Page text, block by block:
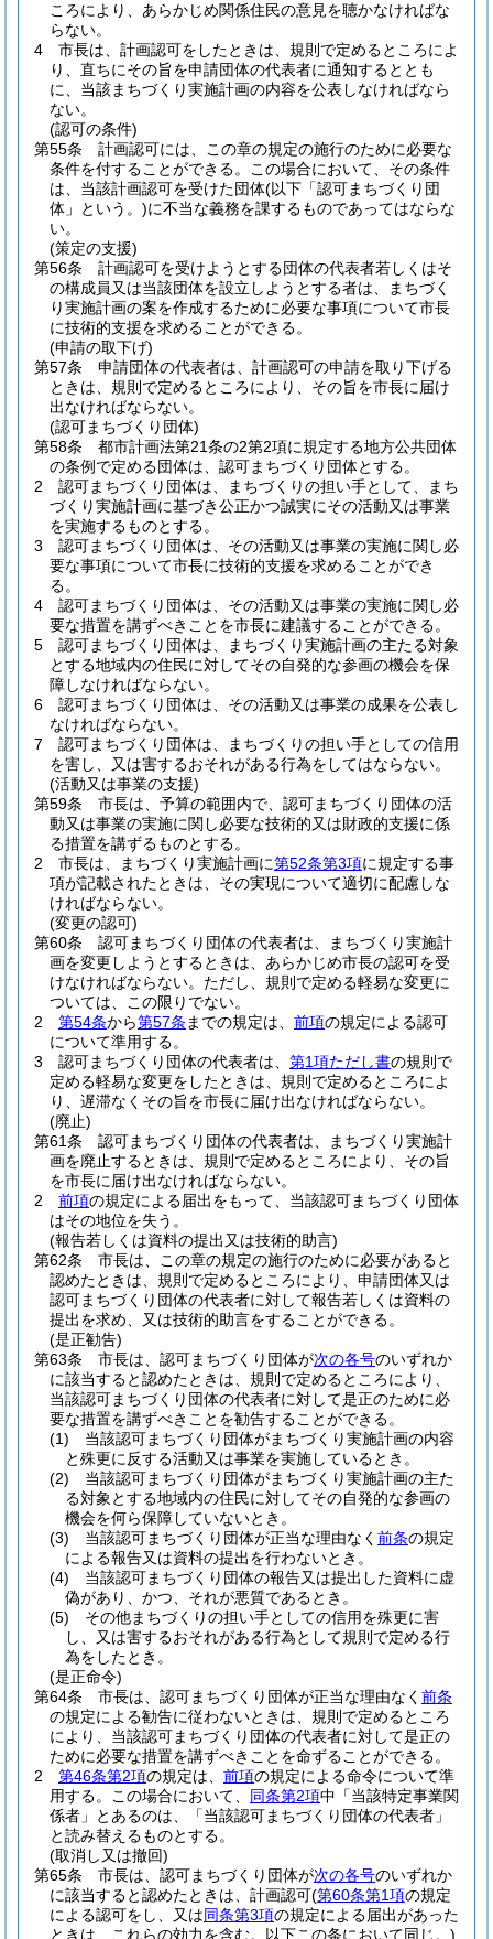
ころにより、あらかじめ関係住民の意見を聴かなければな
らない。
4
市長は、計画認可をしたときは、規則で定めるところによ
り、直ちにその旨を申請団体の代表者に通知するととも
に、当該まちづくり実施計画の内容を公表しなければなら
ない。
(認可の条件)
第55条
計画認可には、この章の規定の施行のために必要な
条件を付することができる。
この場合において、その条件
は、当該計画認可を受けた団体(以下「認可まちづくり団
体」という。)に不当な義務を課するものであってはならな
い。
(策定の支援)
第56条
計画認可を受けようとする団体の代表者若しくはそ
の構成員又は当該団体を設立しようとする者は、まちづく
り実施計画の案を作成するために必要な事項について市長
に技術的支援を求めることができる。
(申請の取下げ)
第57条
申請団体の代表者は、計画認可の申請を取り下げる
ときは、規則で定めるところにより、その旨を市長に届け
出なければならない。
(認可まちづくり団体)
第58条
都市計画法第21条の2第2項に規定する地方公共団体
の条例で定める団体は、認可まちづくり団体とする。
2
認可まちづくり団体は、まちづくりの担い手として、まち
づくり実施計画に基づき公正かつ誠実にその活動又は事業
を実施するものとする。
3
認可まちづくり団体は、その活動又は事業の実施に関し必
要な事項について市長に技術的支援を求めることができ
る。
4
認可まちづくり団体は、その活動又は事業の実施に関し必
要な措置を講ずべきことを市長に建議することができる。
5
認可まちづくり団体は、まちづくり実施計画の主たる対象
とする地域内の住民に対してその自発的な参画の機会を保
障しなければならない。
6
認可まちづくり団体は、その活動又は事業の成果を公表し
なければならない。
7
認可まちづくり団体は、まちづくりの担い手としての信用
を害し、又は害するおそれがある行為をしてはならない。
(活動又は事業の支援)
第59条
市長は、予算の範囲内で、認可まちづくり団体の活
動又は事業の実施に関し必要な技術的又は財政的支援に係
る措置を講ずるものとする。
2
市長は、まちづくり実施計画に第52条第3項に規定する事
項が記載されたときは、その実現について適切に配慮しな
ければならない。
(変更の認可)
第60条
認可まちづくり団体の代表者は、まちづくり実施計
画を変更しようとするときは、あらかじめ市長の認可を受
けなければならない。 ただし、規則で定める軽易な変更に
ついては、この限りでない。
2
第54条から第57条 までの規定は、 前項の規定による認可
について準用する。
3
認可まちづくり団体の代表者は、 第1項ただし書の規則で
定める軽易な変更をしたときは、規則で定めるところによ
り、遅滞なくその旨を市長に届け出なければならない。
(廃止)
第61条
認可まちづくり団体の代表者は、まちづくり実施計
画を廃止するときは、規則で定めるところにより、その旨
を市長に届け出なければならない。
2
前項の規定による届出をもって、当該認可まちづくり団体
はその地位を失う。
(報告若しくは資料の提出又は技術的助言)
第62条
市長は、この章の規定の施行のために必要があると
認めたときは、規則で定めるところにより、申請団体又は
認可まちづくり団体の代表者に対して報告若しくは資料の
提出を求め、又は技術的助言をすることができる。
(是正勧告)
第63条
市長は、認可まちづくり団体が次の各号のいずれか
に該当すると認めたときは、規則で定めるところにより、
当該認可まちづくり団体の代表者に対して是正のために必
要な措置を講ずべきことを勧告することができる。
(1)
当該認可まちづくり団体がまちづくり実施計画の内容
と殊更に反する活動又は事業を実施しているとき。
(2)
当該認可まちづくり団体がまちづくり実施計画の主た
る対象とする地域内の住民に対してその自発的な参画の
機会を何ら保障していないとき。
(3)
当該認可まちづくり団体が正当な理由なく 前条の規定
による報告又は資料の提出を行わないとき。
(4)
当該認可まちづくり団体の報告又は提出した資料に虚
偽があり、かつ、それが悪質であるとき。
(5)
その他まちづくりの担い手としての信用を殊更に害
し、又は害するおそれがある行為として規則で定める行
為をしたとき。
(是正命令)
第64条
市長は、認可まちづくり団体が正当な理由なく 前条
の規定による勧告に従わないときは、規則で定めるところ
により、当該認可まちづくり団体の代表者に対して是正の
ために必要な措置を講ずべきことを命ずることができる。
2
第46条第2項の規定は、 前項の規定による命令について準
用する。
この場合において、 同条第2項中「当該特定事業関
係者」とあるのは、「当該認可まちづくり団体の代表者」
と読み替えるものとする。
(取消し又は撤回)
第65条
市長は、認可まちづくり団体が次の各号のいずれか
に該当すると認めたときは、計画認可(第60条第1項の規定
による認可をし、又は同条第3項の規定による届出があった
ときは、これらの効力を含む。以下この条において同じ。)